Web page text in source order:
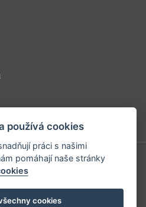
používá cookies
práci s našimi
pomáhají naše stránky
cookies